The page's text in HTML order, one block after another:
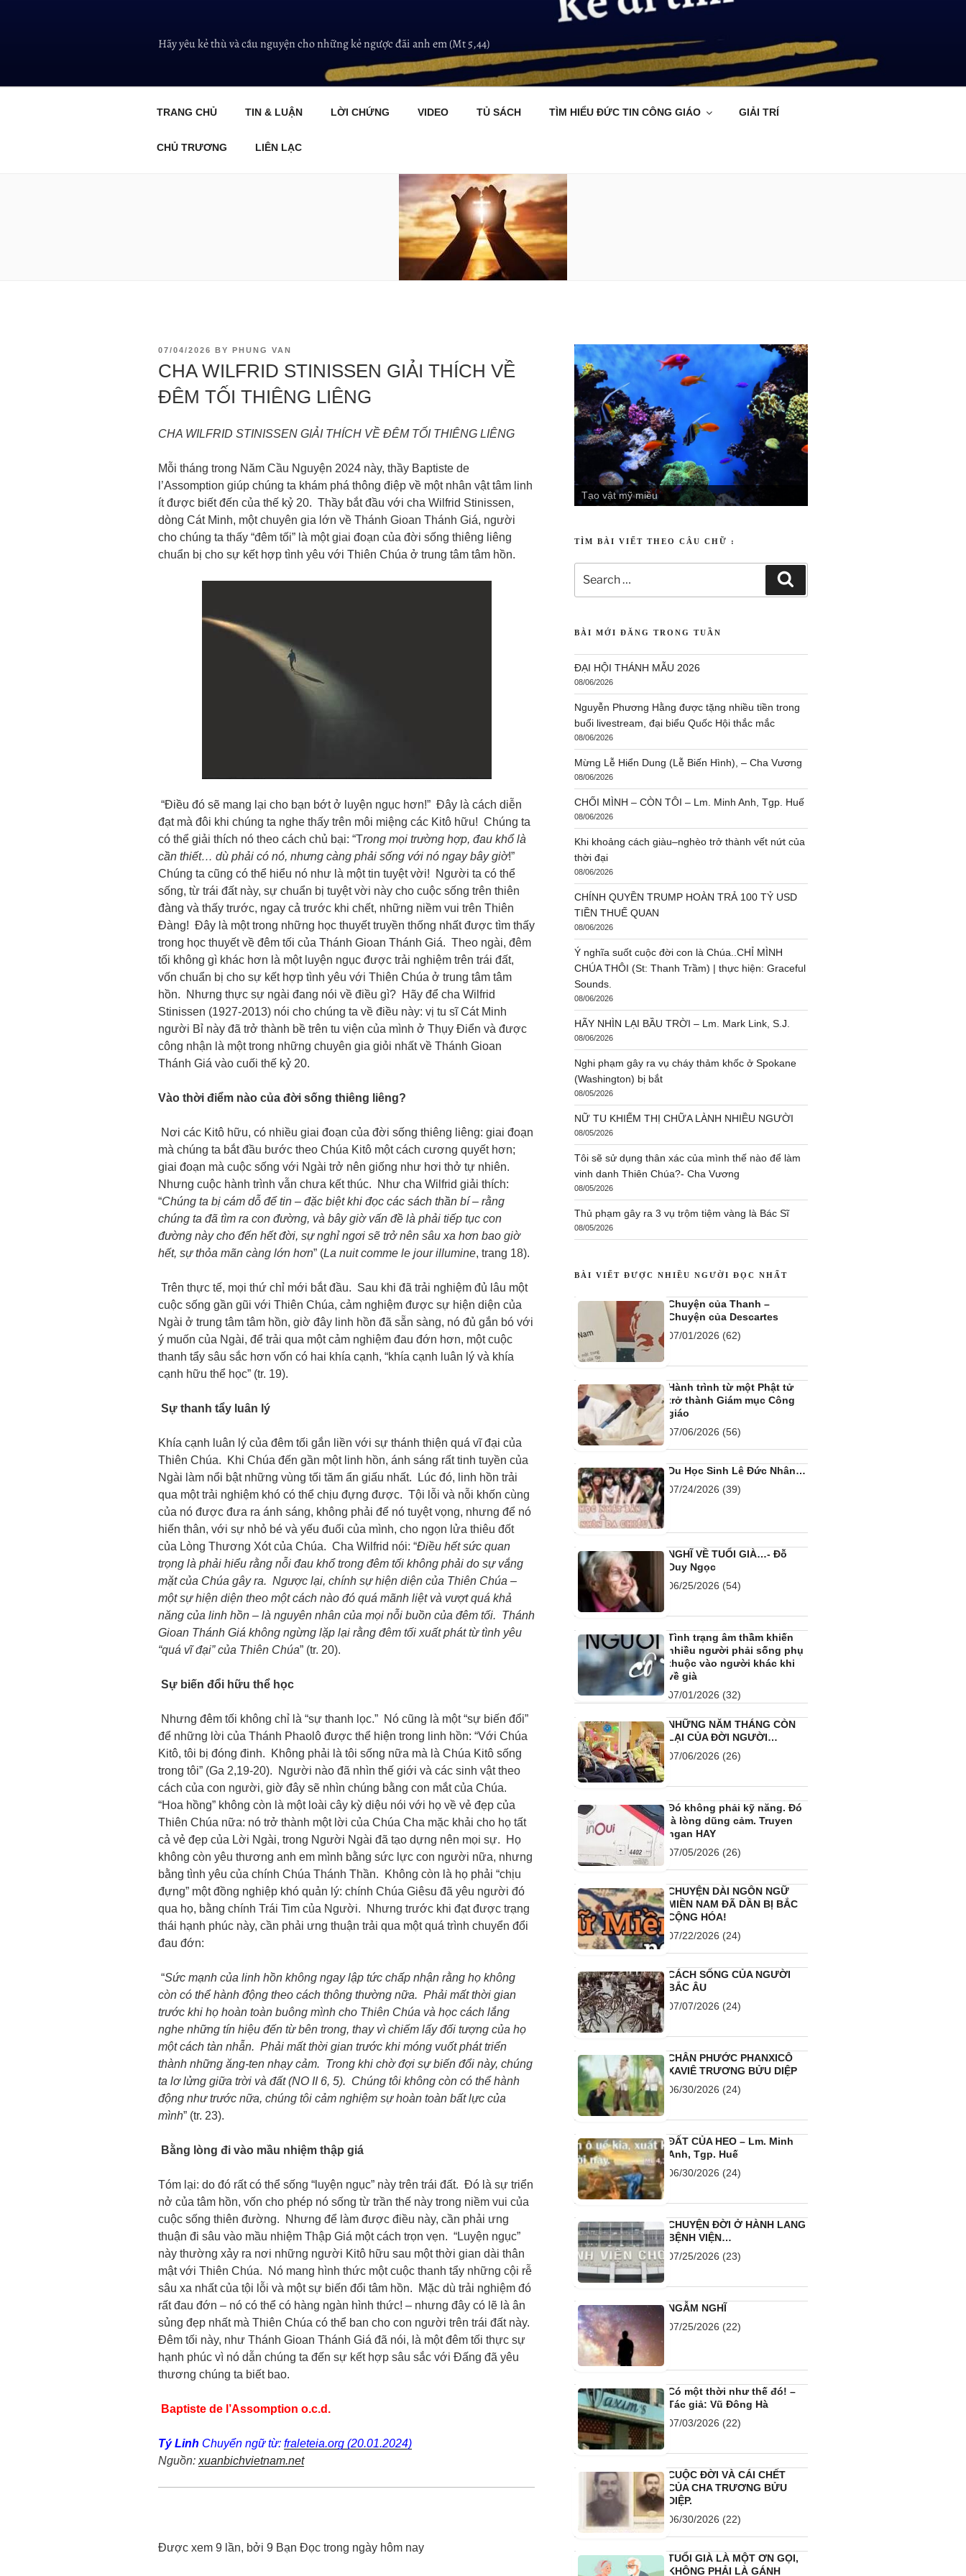
Hãy yêu kẻ thù và cầu nguyện cho những kẻ ngược đãi anh em (Mt 5,44)
TRANG CHỦ TIN & LUẬN LỜI CHỨNG VIDEO TỦ SÁCH TÌM HIỂU ĐỨC TIN CÔNG GIÁO GIẢI TRÍ
CHỦ TRƯƠNG LIÊN LẠC
07/04/2026 BY PHUNG VAN
CHA WILFRID STINISSEN GIẢI THÍCH VỀ
ĐÊM TỐI THIÊNG LIÊNG
CHA WILFRID STINISSEN GIẢI THÍCH VỀ ĐÊM TỐI THIÊNG LIÊNG
Mỗi tháng trong Năm Cầu Nguyện 2024 này, thầy Baptiste de
l’Assomption giúp chúng ta khám phá thông điệp về một nhân vật tâm linh
ít được biết đến của thế kỷ 20. Thầy bắt đầu với cha Wilfrid Stinissen,
dòng Cát Minh, một chuyên gia lớn về Thánh Gioan Thánh Giá, người
cho chúng ta thấy “đêm tối” là một giai đoạn của đời sống thiêng liêng
chuẩn bị cho sự kết hợp tình yêu với Thiên Chúa ở trung tâm tâm hồn.
“Điều đó sẽ mang lại cho bạn bớt ở luyện ngục hơn!” Đây là cách diễn
đạt mà đôi khi chúng ta nghe thấy trên môi miệng các Kitô hữu! Chúng ta
có thể giải thích nó theo cách chủ bại: “Trong mọi trường hợp, đau khổ là
cần thiết… dù phải có nó, nhưng càng phải sống với nó ngay bây giờ!”
Chúng ta cũng có thể hiểu nó như là một tin tuyệt vời! Người ta có thể
sống, từ trái đất này, sự chuẩn bị tuyệt vời này cho cuộc sống trên thiên
đàng và thấy trước, ngay cả trước khi chết, những niềm vui trên Thiên
Đàng! Đây là một trong những học thuyết truyền thống nhất được tìm thấy
trong học thuyết về đêm tối của Thánh Gioan Thánh Giá. Theo ngài, đêm
tối không gì khác hơn là một luyện ngục được trải nghiệm trên trái đất,
vốn chuẩn bị cho sự kết hợp tình yêu với Thiên Chúa ở trung tâm tâm
hồn. Nhưng thực sự ngài đang nói về điều gì? Hãy để cha Wilfrid
Stinissen (1927-2013) nói cho chúng ta về điều này: vị tu sĩ Cát Minh
người Bỉ này đã trở thành bề trên tu viện của mình ở Thụy Điển và được
công nhận là một trong những chuyên gia giỏi nhất về Thánh Gioan
Thánh Giá vào cuối thế kỷ 20.
Vào thời điểm nào của đời sống thiêng liêng?
Nơi các Kitô hữu, có nhiều giai đoạn của đời sống thiêng liêng: giai đoạn
mà chúng ta bắt đầu bước theo Chúa Kitô một cách cương quyết hơn;
giai đoạn mà cuộc sống với Ngài trở nên giống như hơi thở tự nhiên.
Nhưng cuộc hành trình vẫn chưa kết thúc. Như cha Wilfrid giải thích:
“Chúng ta bị cám dỗ để tin – đặc biệt khi đọc các sách thần bí – rằng
chúng ta đã tìm ra con đường, và bây giờ vấn đề là phải tiếp tục con
đường này cho đến hết đời, sự nghỉ ngơi sẽ trở nên sâu xa hơn bao giờ
hết, sự thỏa mãn càng lớn hơn” (La nuit comme le jour illumine, trang 18).
Trên thực tế, mọi thứ chỉ mới bắt đầu. Sau khi đã trải nghiệm đủ lâu một
cuộc sống gần gũi với Thiên Chúa, cảm nghiệm được sự hiện diện của
Ngài ở trung tâm tâm hồn, giờ đây linh hồn đã sẵn sàng, nó đủ gắn bó với
ý muốn của Ngài, để trải qua một cảm nghiệm đau đớn hơn, một cuộc
thanh tẩy sâu sắc hơn vốn có hai khía cạnh, “khía cạnh luân lý và khía
cạnh hữu thể học” (tr. 19).
Sự thanh tẩy luân lý
Khía cạnh luân lý của đêm tối gắn liền với sự thánh thiện quá vĩ đại của
Thiên Chúa. Khi Chúa đến gần một linh hồn, ánh sáng rất tinh tuyền của
Ngài làm nổi bật những vùng tối tăm ẩn giấu nhất. Lúc đó, linh hồn trải
qua một trải nghiệm khó có thể chịu đựng được. Tội lỗi và nỗi khốn cùng
của nó được đưa ra ánh sáng, không phải để nó tuyệt vọng, nhưng để nó
hiến thân, với sự nhỏ bé và yếu đuối của mình, cho ngọn lửa thiêu đốt
của Lòng Thương Xót của Chúa. Cha Wilfrid nói: “Điều hết sức quan
trọng là phải hiểu rằng nỗi đau khổ trong đêm tối không phải do sự vắng
mặt của Chúa gây ra. Ngược lại, chính sự hiện diện của Thiên Chúa –
một sự hiện diện theo một cách nào đó quá mãnh liệt và vượt quá khả
năng của linh hồn – là nguyên nhân của mọi nỗi buồn của đêm tối. Thánh
Gioan Thánh Giá không ngừng lặp lại rằng đêm tối xuất phát từ tình yêu
“quá vĩ đại” của Thiên Chúa” (tr. 20).
Sự biến đổi hữu thể học
Nhưng đêm tối không chỉ là “sự thanh lọc.” Nó cũng là một “sự biến đổi”
để những lời của Thánh Phaolô được thể hiện trong linh hồn: “Với Chúa
Kitô, tôi bị đóng đinh. Không phải là tôi sống nữa mà là Chúa Kitô sống
trong tôi” (Ga 2,19-20). Người nào đã nhìn thế giới và các sinh vật theo
cách của con người, giờ đây sẽ nhìn chúng bằng con mắt của Chúa.
“Hoa hồng” không còn là một loài cây kỳ diệu nói với họ về vẻ đẹp của
Thiên Chúa nữa: nó trở thành một lời của Chúa Cha mặc khải cho họ tất
cả vẻ đẹp của Lời Ngài, trong Người Ngài đã tạo dựng nên mọi sự. Họ
không còn yêu thương anh em mình bằng sức lực con người nữa, nhưng
bằng tình yêu của chính Chúa Thánh Thần. Không còn là họ phải “chịu
đựng” một đồng nghiệp khó quản lý: chính Chúa Giêsu đã yêu người đó
qua họ, bằng chính Trái Tim của Người. Nhưng trước khi đạt được trạng
thái hạnh phúc này, cần phải ưng thuận trải qua một quá trình chuyển đổi
đau đớn:
“Sức mạnh của linh hồn không ngay lập tức chấp nhận rằng họ không
còn có thể hành động theo cách thông thường nữa. Phải mất thời gian
trước khi họ hoàn toàn buông mình cho Thiên Chúa và học cách lắng
nghe những tín hiệu đến từ bên trong, thay vì chiếm lấy đối tượng của họ
một cách tàn nhẫn. Phải mất thời gian trước khi móng vuốt phát triển
thành những ăng-ten nhạy cảm. Trong khi chờ đợi sự biến đổi này, chúng
ta lơ lửng giữa trời và đất (NO II 6, 5). Chúng tôi không còn có thể hành
động như trước nữa, chúng tôi cảm nghiệm sự hoàn toàn bất lực của
mình” (tr. 23).
Bằng lòng đi vào mầu nhiệm thập giá
Tóm lại: do đó rất có thể sống “luyện ngục” này trên trái đất. Đó là sự triển
nở của tâm hồn, vốn cho phép nó sống từ trần thế này trong niềm vui của
cuộc sống thiên đường. Nhưng để làm được điều này, cần phải ưng
thuận đi sâu vào mầu nhiệm Thập Giá một cách trọn vẹn. “Luyện ngục”
này thường xảy ra nơi những người Kitô hữu sau một thời gian dài thân
mật với Thiên Chúa. Nó mang hình thức một cuộc thanh tẩy những cội rễ
sâu xa nhất của tội lỗi và một sự biến đổi tâm hồn. Mặc dù trải nghiệm đó
rất đau đớn – nó có thể có hàng ngàn hình thức! – nhưng đây có lẽ là ân
sủng đẹp nhất mà Thiên Chúa có thể ban cho con người trên trái đất này.
Đêm tối này, như Thánh Gioan Thánh Giá đã nói, là một đêm tối thực sự
hạnh phúc vì nó dẫn chúng ta đến sự kết hợp sâu sắc với Đấng đã yêu
thương chúng ta biết bao.
Baptiste de l’Assomption o.c.d.
Tý Linh Chuyển ngữ từ: fraleteia.org (20.01.2024)
Nguồn: xuanbichvietnam.net
Được xem 9 lần, bởi 9 Bạn Đọc trong ngày hôm nay
Tạo vật mỹ miều
TÌM BÀI VIẾT THEO CÂU CHỮ :
BÀI MỚI ĐĂNG TRONG TUẦN
ĐẠI HỘI THÁNH MẪU 2026
08/06/2026
Nguyễn Phương Hằng được tặng nhiều tiền trong
buổi livestream, đại biểu Quốc Hội thắc mắc
08/06/2026
Mừng Lễ Hiển Dung (Lễ Biến Hình), – Cha Vương
08/06/2026
CHỐI MÌNH – CÒN TÔI – Lm. Minh Anh, Tgp. Huế
08/06/2026
Khi khoảng cách giàu–nghèo trở thành vết nứt của
thời đại
08/06/2026
CHÍNH QUYỀN TRUMP HOÀN TRẢ 100 TỶ USD
TIỀN THUẾ QUAN
08/06/2026
Ý nghĩa suốt cuộc đời con là Chúa..CHỈ MÌNH
CHÚA THÔI (St: Thanh Trầm) | thực hiện: Graceful
Sounds.
08/06/2026
HÃY NHÌN LẠI BẦU TRỜI – Lm. Mark Link, S.J.
08/06/2026
Nghi phạm gây ra vụ cháy thảm khốc ở Spokane
(Washington) bị bắt
08/05/2026
NỮ TU KHIẾM THỊ CHỮA LÀNH NHIỀU NGƯỜI
08/05/2026
Tôi sẽ sử dụng thân xác của mình thế nào để làm
vinh danh Thiên Chúa?- Cha Vương
08/05/2026
Thủ phạm gây ra 3 vụ trộm tiệm vàng là Bác Sĩ
08/05/2026
BÀI VIẾT ĐƯỢC NHIỀU NGƯỜI ĐỌC NHẤT
Chuyện của Thanh –
Chuyện của Descartes
07/01/2026 (62)
Hành trình từ một Phật tử
trở thành Giám mục Công
giáo
07/06/2026 (56)
Du Học Sinh Lê Đức Nhân…
07/24/2026 (39)
NGHĨ VỀ TUỔI GIÀ…- Đỗ
Duy Ngọc
06/25/2026 (54)
Tình trạng âm thầm khiến
nhiều người phải sống phụ
thuộc vào người khác khi
về già
07/01/2026 (32)
NHỮNG NĂM THÁNG CÒN
LẠI CỦA ĐỜI NGƯỜI…
07/06/2026 (26)
Đó không phải kỹ năng. Đó
là lòng dũng cảm. Truyen
ngan HAY
07/05/2026 (26)
CHUYỆN DÀI NGÔN NGỮ
MIỀN NAM ĐÃ DẦN BỊ BẮC
CỘNG HÓA!
07/22/2026 (24)
CÁCH SỐNG CỦA NGƯỜI
BẮC ÂU
07/07/2026 (24)
CHÂN PHƯỚC PHANXICÔ
XAVIÊ TRƯƠNG BỬU DIỆP
06/30/2026 (24)
ĐẤT CỦA HEO – Lm. Minh
Anh, Tgp. Huế
06/30/2026 (24)
CHUYỆN ĐỜI Ở HÀNH LANG
BỆNH VIỆN…
07/25/2026 (23)
NGẪM NGHĨ
07/25/2026 (22)
Có một thời như thế đó! –
Tác giả: Vũ Đông Hà
07/03/2026 (22)
CUỘC ĐỜI VÀ CÁI CHẾT
CỦA CHA TRƯƠNG BỬU
DIỆP.
06/30/2026 (22)
TUỔI GIÀ LÀ MỘT ƠN GỌI,
KHÔNG PHẢI LÀ GÁNH